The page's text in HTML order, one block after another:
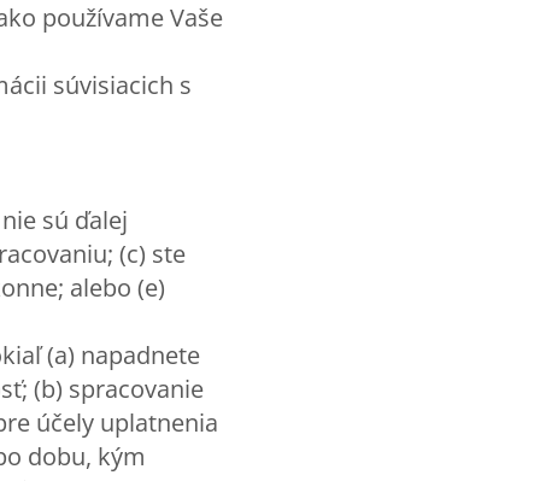
používame Vaše
súvisiacich s
sú ďalej
(c) ste
alebo (e)
(a) napadnete
(b) spracovanie
účely uplatnenia
dobu, kým